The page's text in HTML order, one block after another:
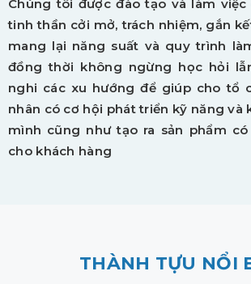
Chúng tôi được đào tạo và làm
tinh thần cởi mở, trách nhiệm, gắn
mang lại năng suất và quy trình
đồng thời không ngừng học hỏi
nghi các xu hướng để giúp cho tổ
nhân có cơ hội phát triển kỹ năng và
mình cũng như tạo ra sản phẩm
cho khách hàng
THÀNH TỰU NỔI